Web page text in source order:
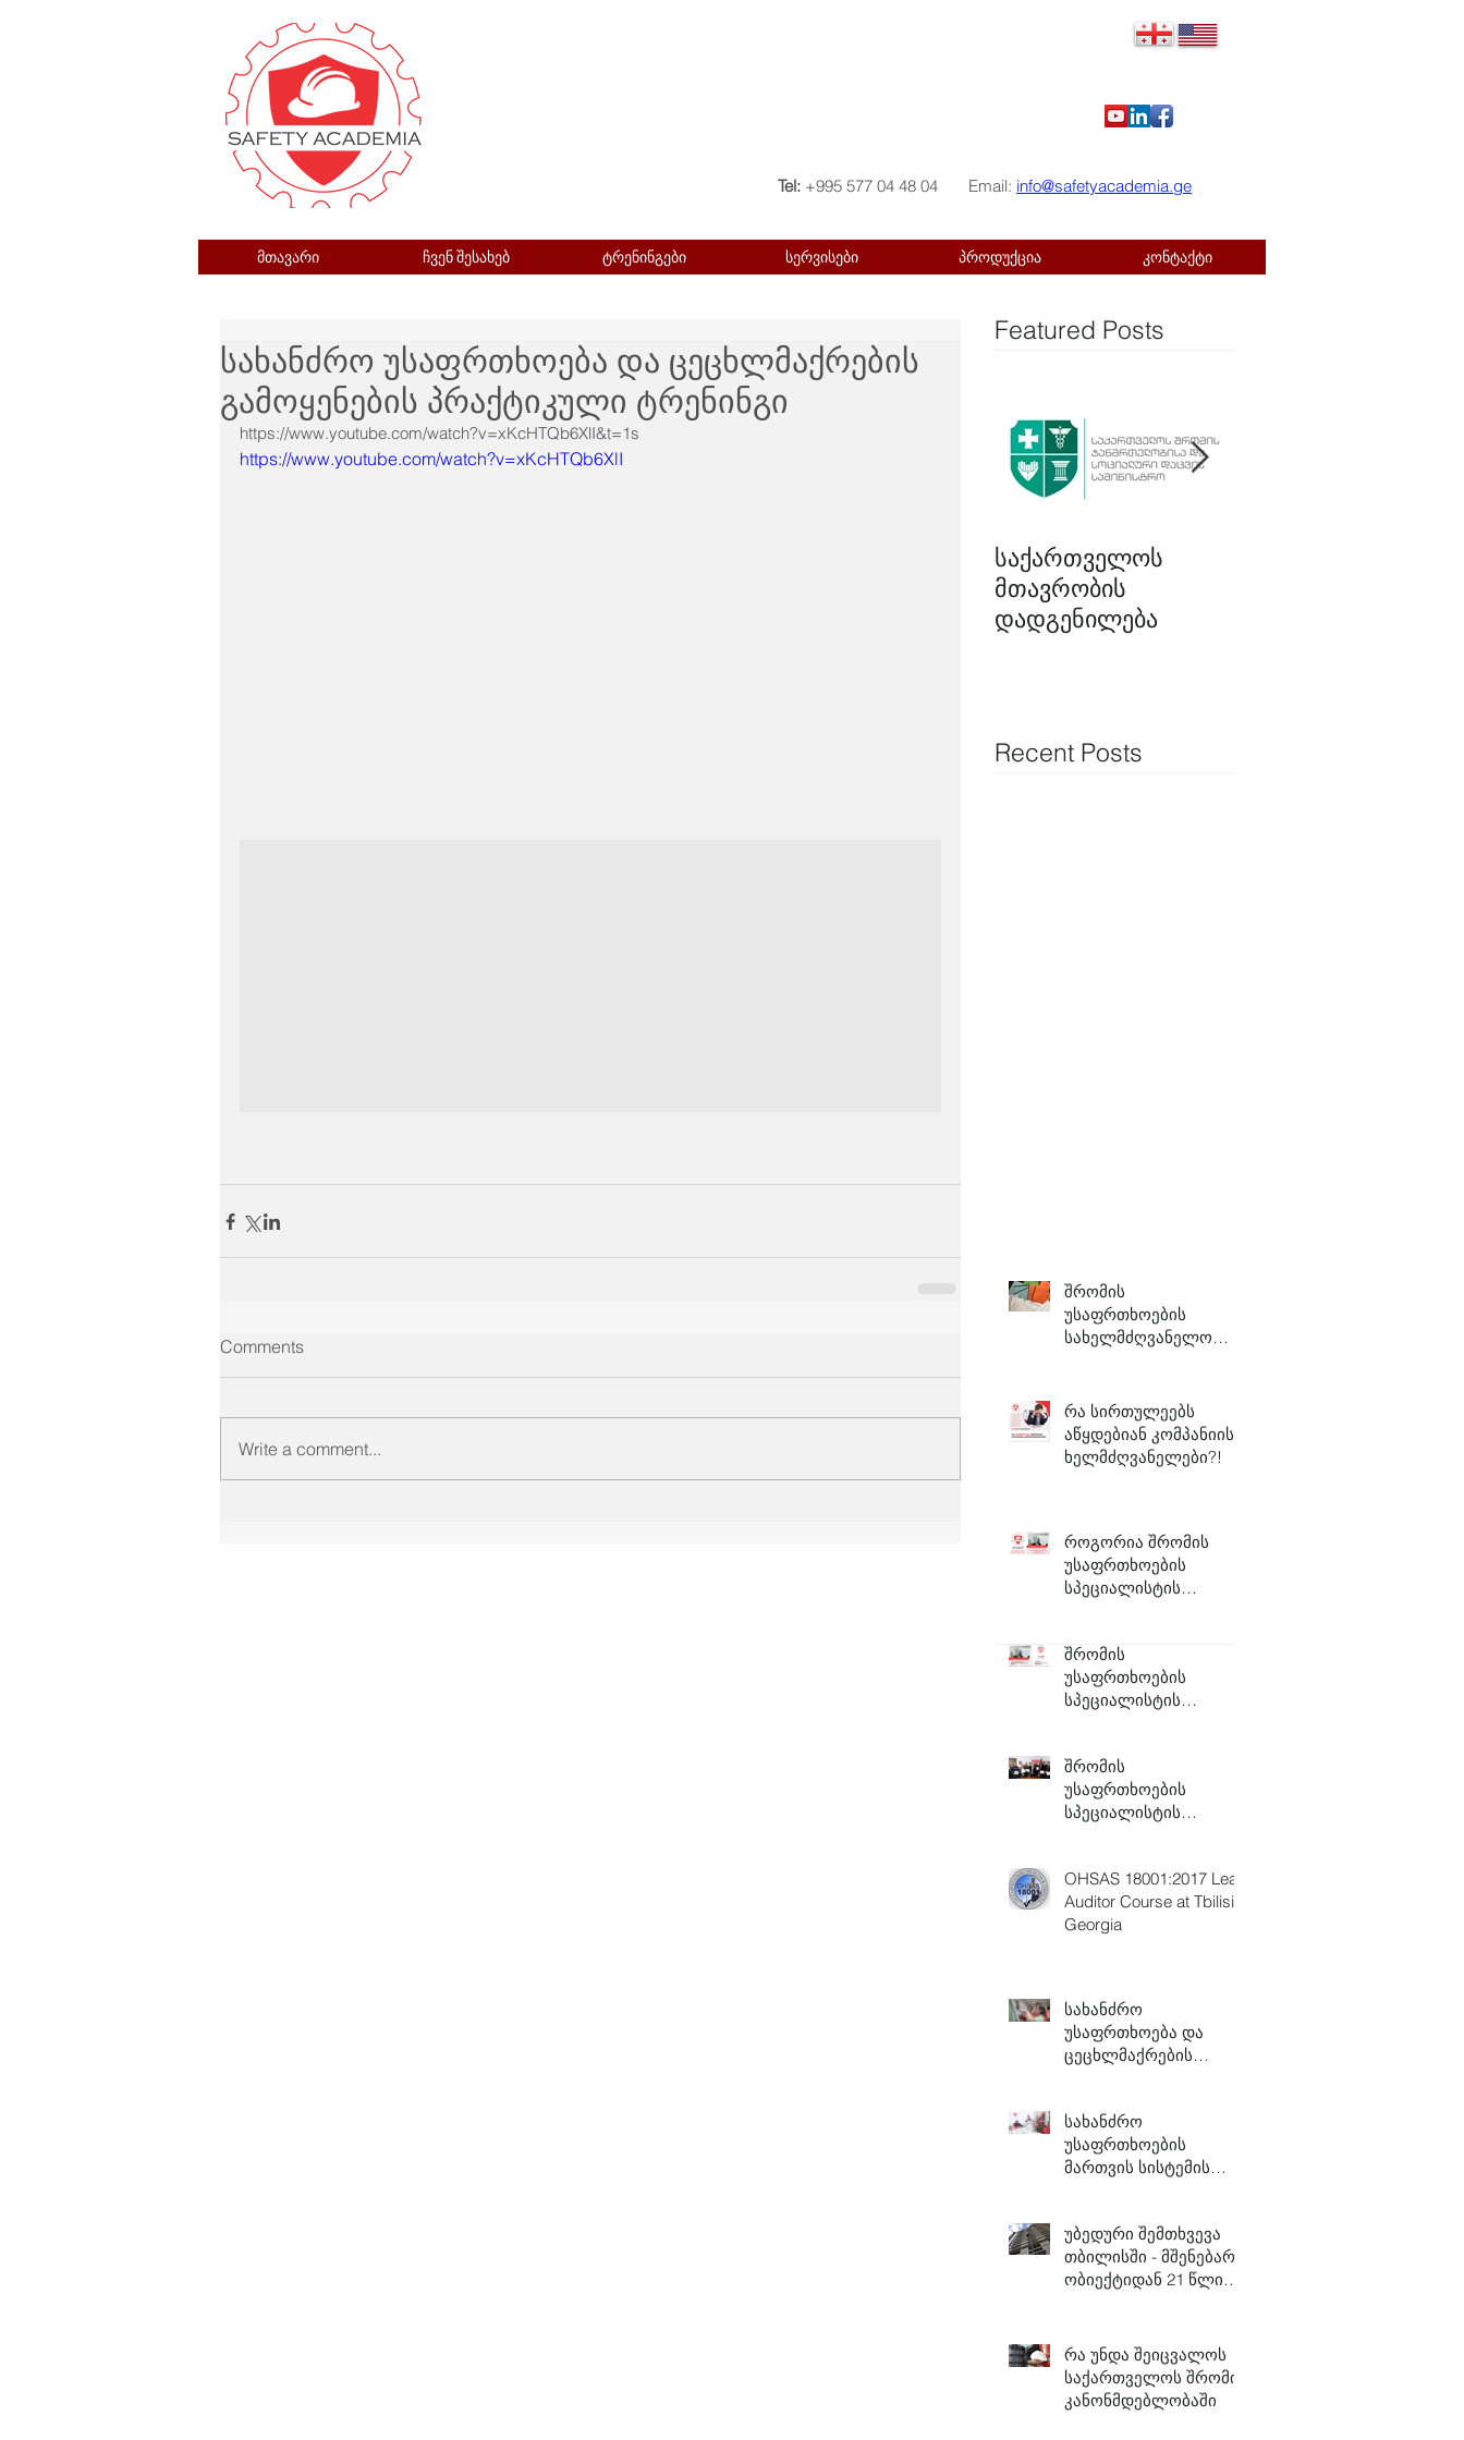
Tel: +995 577 04 48 04 Email: info@safetyacademia.ge
მთავარი ჩვენ შესახებ ტრენინგები სერვისები პროდუქცია კონტაქტი
სახანძრო უსაფრთხოება და ცეცხლმაქრების
გამოყენების პრაქტიკული ტრენინგი
https://www.youtube.com/watch?v=xKcHTQb6XlI&t=1s
https://www.youtube.com/watch?v=xKcHTQb6XlI
Comments
Write a comment...
Featured Posts
საქართველოს
მთავრობის
დადგენილება
Recent Posts
შრომის
უსაფრთხოების
სახელმძღვანელო
რა სირთულეებს
აწყდებიან კომპანიის
ხელმძღვანელები?!
როგორია შრომის
უსაფრთხოების
სპეციალისტის
შრომის
უსაფრთხოების
სპეციალისტის
შრომის
უსაფრთხოების
სპეციალისტის
OHSAS 18001:2017 Lead
Auditor Course at Tbilisi,
Georgia
სახანძრო
უსაფრთხოება და
ცეცხლმაქრების
ტრენინგი
სახანძრო
უსაფრთხოების
მართვის სისტემის
უბედური შემთხვევა
თბილისში - მშენებარე
ობიექტიდან 21 წლის
რა უნდა შეიცვალოს
საქართველოს შრომის
კანონმდებლობაში